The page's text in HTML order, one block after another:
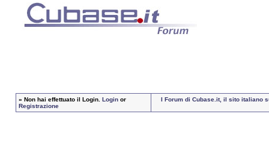
» Non hai effettuato il Login. Loginor
Registrazione
I Forum di Cubase.it, il sito italiano